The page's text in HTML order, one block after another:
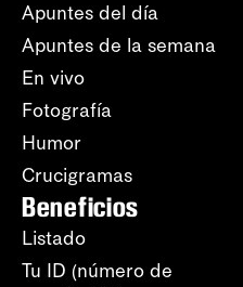
Apuntes del día
Apuntes de la semana
En vivo
Fotografía
Humor
Crucigramas
Beneficios
Listado
Tu ID (número de